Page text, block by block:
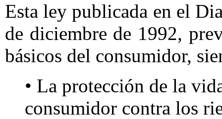
Esta ley publicada en el
de diciembre de 1992,
básicos del consumidor,
• La protección de la
consumidor contra los